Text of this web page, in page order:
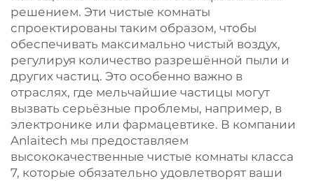
решением. Эти чистые комнаты
спроектированы таким образом, чтобы
обеспечивать максимально чистый воздух,
регулируя количество разрешённой пыли и
других частиц. Это особенно важно в
отраслях, где мельчайшие частицы могут
вызвать серьёзные проблемы, например, в
электронике или фармацевтике. В компании
Anlaitech мы предоставляем
высококачественные чистые комнаты класса
7, которые обязательно удовлетворят ваши